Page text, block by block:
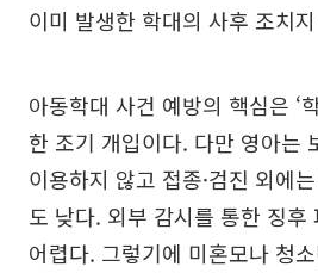
이미 발생한 학대의 사후 조치
아동학대 사건 예방의 핵심은 ‘
한 조기 개입이다. 다만 영아는
이용하지 않고 접종·검진 외에
도 낮다. 외부 감시를 통한 징후
어렵다. 그렇기에 미혼모나 청